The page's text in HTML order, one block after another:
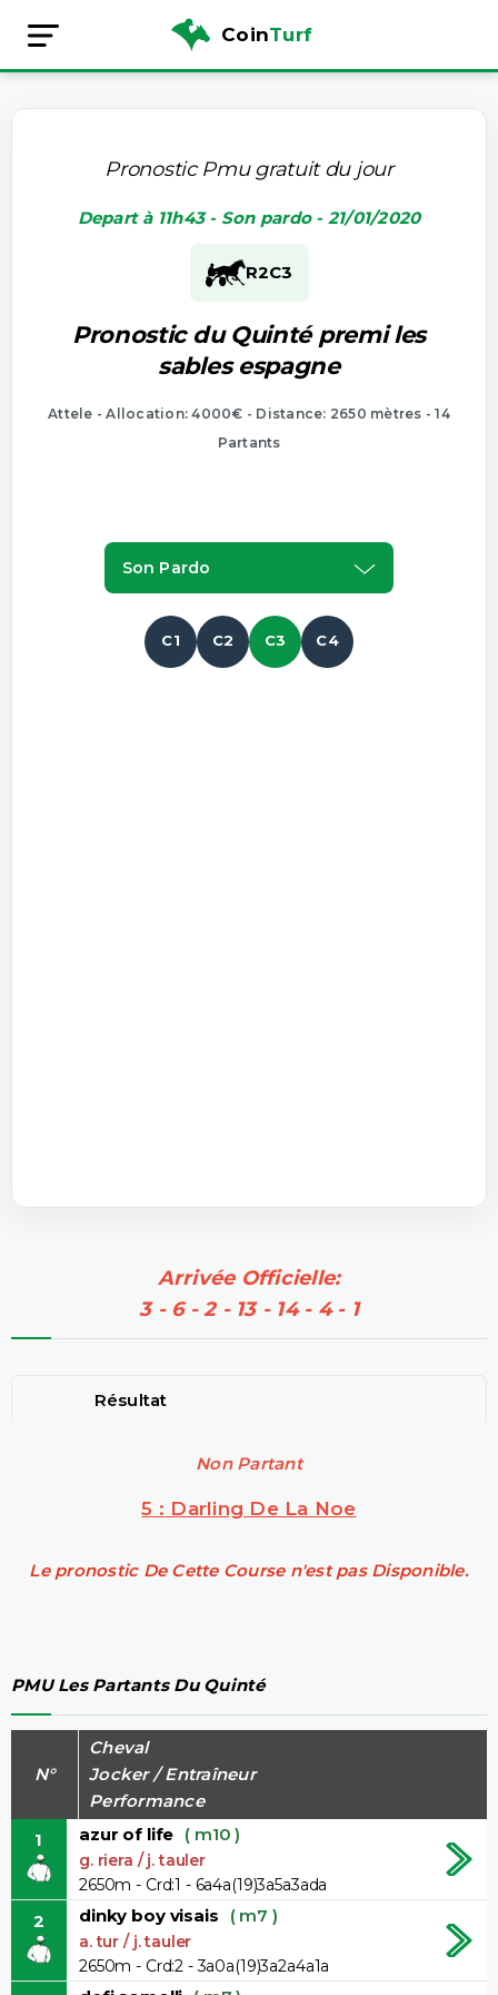
CoinTurf
Pronostic Pmu gratuit du jour
Depart à 11h43 - Son pardo - 21/01/2020
R2C3
Pronostic du Quinté premi les
sables espagne
Attele - Allocation: 4000€ - Distance: 2650 mètres - 14
Partants
Son Pardo
C1 C2 C3 C4
Arrivée Officielle:
3 - 6 - 2 - 13 - 14 - 4 - 1
Résultat
Non Partant
5 : Darling De La Noe
Le pronostic De Cette Course n'est pas Disponible.
PMU Les Partants Du Quinté
N°
Cheval
Jocker / Entraîneur
Performance
1
azur of life ( m10 )
g. riera / j. tauler
2650m - Crd:1 - 6a4a(19)3a5a3ada
2 dinky boy visais ( m7 )
a. tur / j. tauler
2650m - Crd:2 - 3a0a(19)3a2a4a1a